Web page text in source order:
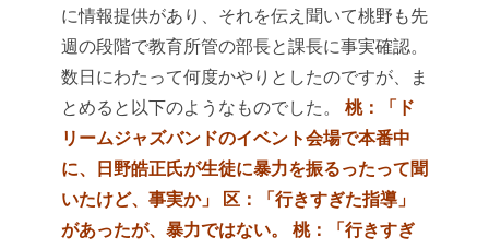
に情報提供があり、それを伝え聞いて桃野も先
週の段階で教育所管の部長と課長に事実確認。
数日にわたって何度かやりとしたのですが、ま
とめると以下のようなものでした。
桃：「ド
リームジャズバンドのイベント会場で本番中
に、日野皓正氏が生徒に暴力を振るったって聞
いたけど、事実か」
区：「行きすぎた指導」
があったが、暴力ではない。
桃：「行きすぎ